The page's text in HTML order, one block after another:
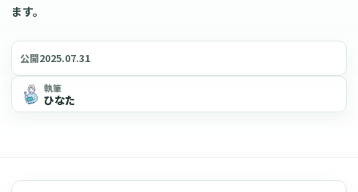
ます。
公開2025.07.31
執筆
ひなた